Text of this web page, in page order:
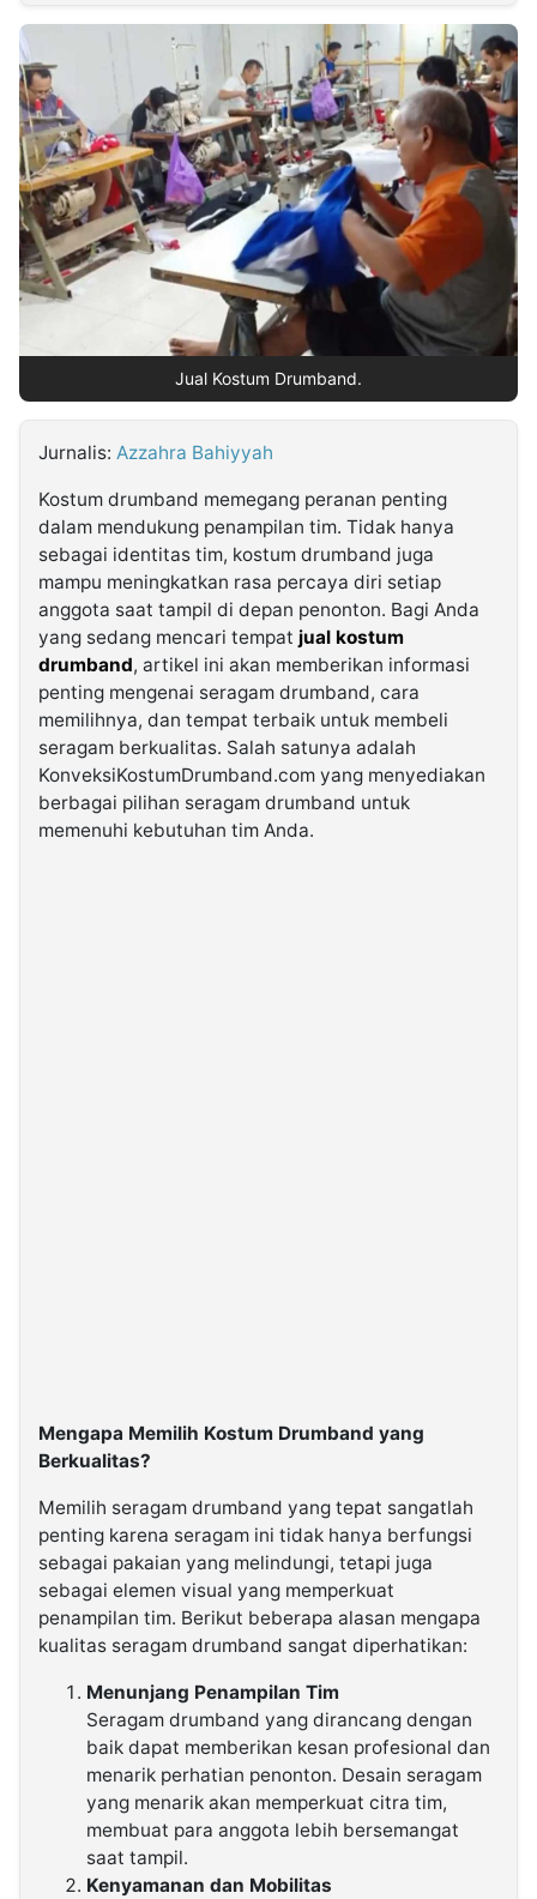
INDONESIA
Partner
Insight
NTB
Suara
Time
Lens
IDN
Daily
Jogja
Jalan
Rakyat
Idealita
News
Kita
Notice
Dinamikapost.com
Radar
Baru
Seedbacklink
Follow
Kabarbaru
Kabarbaru.co
2026
Kabarbaru
Holding
Jual Kostum Drumband.
Jurnalis: Azzahra Bahiyyah
Kostum drumband memegang peranan penting
dalam mendukung penampilan tim. Tidak hanya
sebagai identitas tim, kostum drumband juga
mampu meningkatkan rasa percaya diri setiap
anggota saat tampil di depan penonton. Bagi Anda
yang sedang mencari tempat jual kostum
drumband, artikel ini akan memberikan informasi
penting mengenai seragam drumband, cara
memilihnya, dan tempat terbaik untuk membeli
seragam berkualitas. Salah satunya adalah
KonveksiKostumDrumband.com yang menyediakan
berbagai pilihan seragam drumband untuk
memenuhi kebutuhan tim Anda.
Mengapa Memilih Kostum Drumband yang
Berkualitas?
Memilih seragam drumband yang tepat sangatlah
penting karena seragam ini tidak hanya berfungsi
sebagai pakaian yang melindungi, tetapi juga
sebagai elemen visual yang memperkuat
penampilan tim. Berikut beberapa alasan mengapa
kualitas seragam drumband sangat diperhatikan:
Menunjang Penampilan Tim
Seragam drumband yang dirancang dengan
baik dapat memberikan kesan profesional dan
menarik perhatian penonton. Desain seragam
yang menarik akan memperkuat citra tim,
membuat para anggota lebih bersemangat
saat tampil.
Kenyamanan dan Mobilitas